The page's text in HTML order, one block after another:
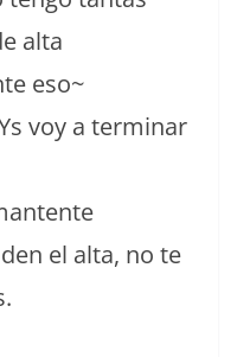
alta
eso~
voy a terminar
el alta, no te